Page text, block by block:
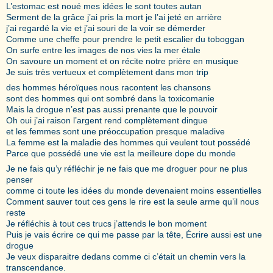
L’estomac est noué mes idées le sont toutes autan
Serment de la grâce j’ai pris la mort je l’ai jeté en arrière
j’ai regardé la vie et j’ai souri de la voir se démerder
Comme une cheffe pour prendre le petit escalier du toboggan
On surfe entre les images de nos vies la mer étale
On savoure un moment et on récite notre prière en musique
Je suis très vertueux et complètement dans mon trip
des hommes héroïques nous racontent les chansons
sont des hommes qui ont sombré dans la toxicomanie
Mais la drogue n’est pas aussi prenante que le pouvoir
Oh oui j’ai raison l’argent rend complètement dingue
et les femmes sont une préoccupation presque maladive
La femme est la maladie des hommes qui veulent tout possédé
Parce que possédé une vie est la meilleure dope du monde
Je ne fais qu’y réfléchir je ne fais que me droguer pour ne plus
penser
comme ci toute les idées du monde devenaient moins essentielles
Comment sauver tout ces gens le rire est la seule arme qu’il nous
reste
Je réfléchis à tout ces trucs j’attends le bon moment
Puis je vais écrire ce qui me passe par la tête, Écrire aussi est une
drogue
Je veux disparaitre dedans comme ci c’était un chemin vers la
transcendance.